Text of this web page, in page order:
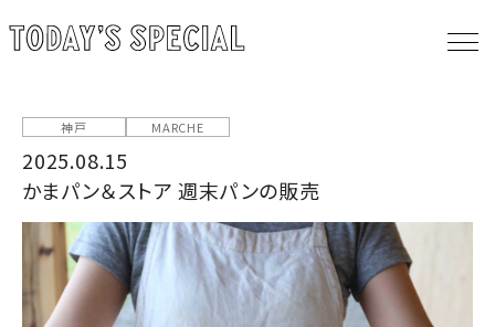
神戸 MARCHE
2025.08.15
かまパン＆ストア 週末パンの販売